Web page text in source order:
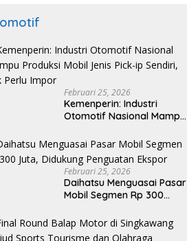
Februari 25, 2026
Kemenperin: Industri
Otomotif Nasional Mampu
ip Sendiri, Tak Perlu Impor
Februari 25, 2026
Daihatsu Menguasai Pasar
Mobil Segmen Rp 300
Ekspor